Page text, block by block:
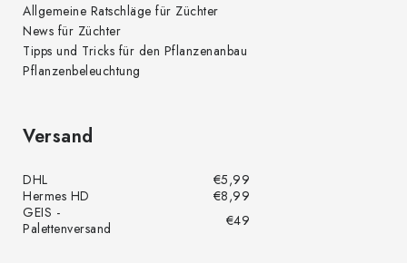
Allgemeine Ratschläge für Züchter
News für Züchter
Tipps und Tricks für den Pflanzenanbau
Pflanzenbeleuchtung
Versand
DHL
€5,99
Hermes HD
€8,99
GEIS -
Palettenversand
€49